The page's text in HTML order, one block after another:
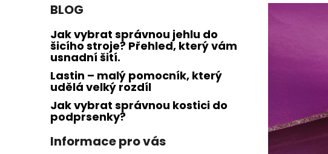
o
s
t
r
a
n
n
í
p
BLOG
Jak vybrat správnou jehlu do
šicího stroje? Přehled, který vám
usnadní šití.
Lastin – malý pomocník, který
udělá velký rozdíl
Jak vybrat správnou kostici do
podprsenky?
Informace pro vás